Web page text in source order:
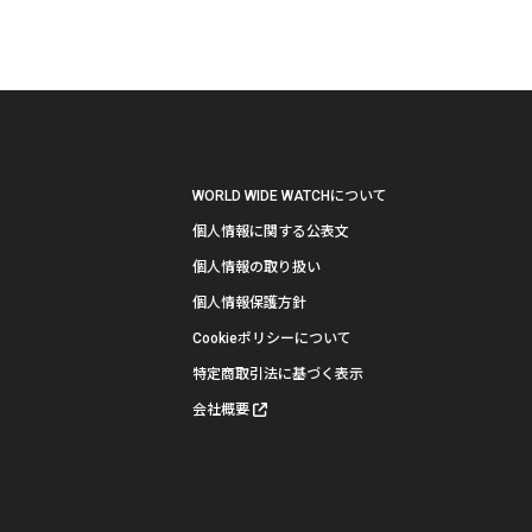
WORLD WIDE WATCHについて
個人情報に関する公表文
個人情報の取り扱い
個人情報保護方針
Cookieポリシーについて
特定商取引法に基づく表示
会社概要